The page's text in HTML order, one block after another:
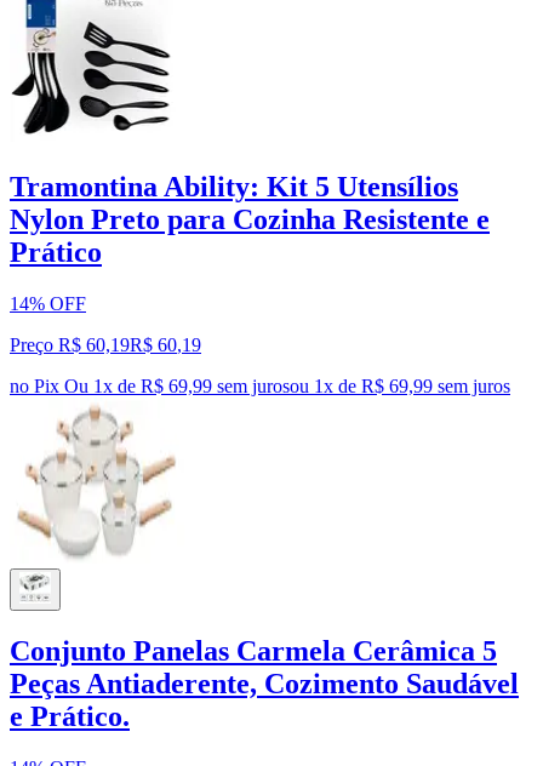
Tramontina Ability: Kit 5 Utensílios
Nylon Preto para Cozinha Resistente e
Prático
14% OFF
Preço R$ 60,19R$ 60,19
no Pix Ou 1x de R$ 69,99 sem jurosou 1x de R$ 69,99 sem juros
Conjunto Panelas Carmela Cerâmica 5
Peças Antiaderente, Cozimento Saudável
e Prático.